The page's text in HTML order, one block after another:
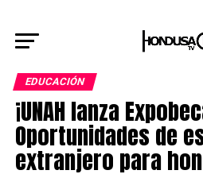
EDUCACIÓN
¡UNAH lanza
Oportunidades de
extranjero para